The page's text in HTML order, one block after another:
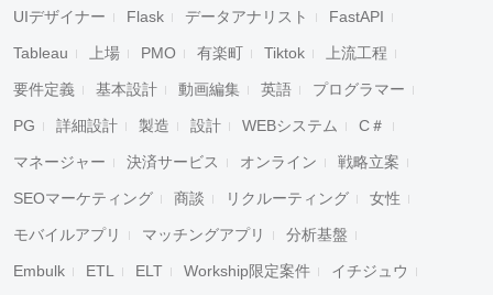
UIデザイナー Flask データアナリスト FastAPI
Tableau 上場 PMO 有楽町 Tiktok 上流工程
要件定義 基本設計 動画編集 英語 プログラマー
PG 詳細設計 製造 設計 WEBシステム C＃
マネージャー 決済サービス オンライン 戦略立案
SEOマーケティング 商談 リクルーティング 女性
モバイルアプリ マッチングアプリ 分析基盤
Embulk ETL ELT Workship限定案件 イチジュウ